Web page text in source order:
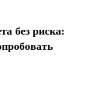
без риска: